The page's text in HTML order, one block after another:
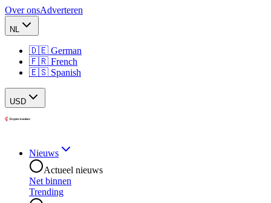
Over onsAdverteren
NL
🇩🇪 German
🇫🇷 French
🇪🇸 Spanish
USD
Nieuws
Actueel nieuws
Net binnen
Trending